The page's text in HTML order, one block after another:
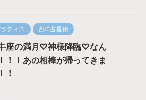
ラティス 西洋占星術
座の満月♡神様降臨♡なん
！！あの相棒が帰ってきま
！